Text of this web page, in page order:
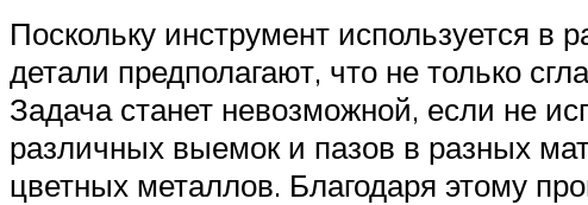
Поскольку инструмент используется
детали предполагают, что не только
Задача станет невозможной, если не
различных выемок и пазов в разных
цветных металлов. Благодаря этому